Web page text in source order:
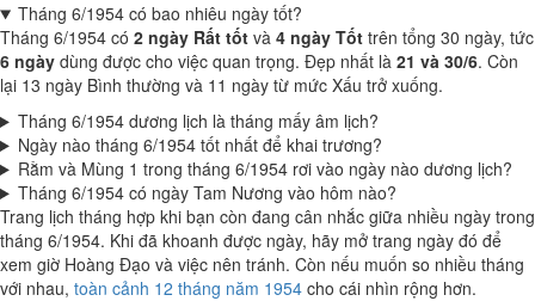
Tháng 6/1954 có bao nhiêu ngày tốt?
Tháng 6/1954 có 2 ngày Rất tốt và 4 ngày Tốt trên tổng 30 ngày, tức
6 ngày dùng được cho việc quan trọng. Đẹp nhất là 21 và 30/6. Còn
lại 13 ngày Bình thường và 11 ngày từ mức Xấu trở xuống.
Tháng 6/1954 dương lịch là tháng mấy âm lịch?
Ngày nào tháng 6/1954 tốt nhất để khai trương?
Rằm và Mùng 1 trong tháng 6/1954 rơi vào ngày nào dương lịch?
Tháng 6/1954 có ngày Tam Nương vào hôm nào?
Trang lịch tháng hợp khi bạn còn đang cân nhắc giữa nhiều ngày trong
tháng 6/1954. Khi đã khoanh được ngày, hãy mở trang ngày đó để
xem giờ Hoàng Đạo và việc nên tránh. Còn nếu muốn so nhiều tháng
với nhau, toàn cảnh 12 tháng năm 1954 cho cái nhìn rộng hơn.